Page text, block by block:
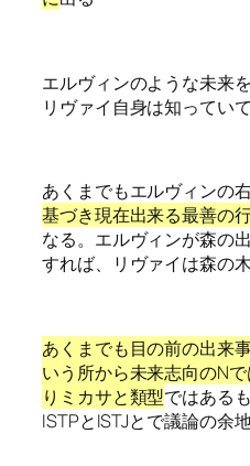
エルヴィンのような未来
リヴァイ自身は知っていて
あくまでもエルヴィンの
基づき現在出来る最善の
なる。エルヴィンが森の
すれば、リヴァイは森の
あくまでも目の前の出来
いう所から未来志向のN
りミカサと類型ではある
ISTPとISTJとで議論の余